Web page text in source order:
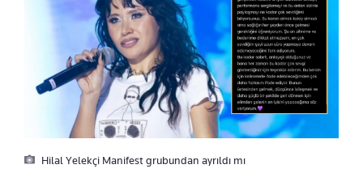
Hilal Yelekçi Manifest grubundan ayrıldı mı